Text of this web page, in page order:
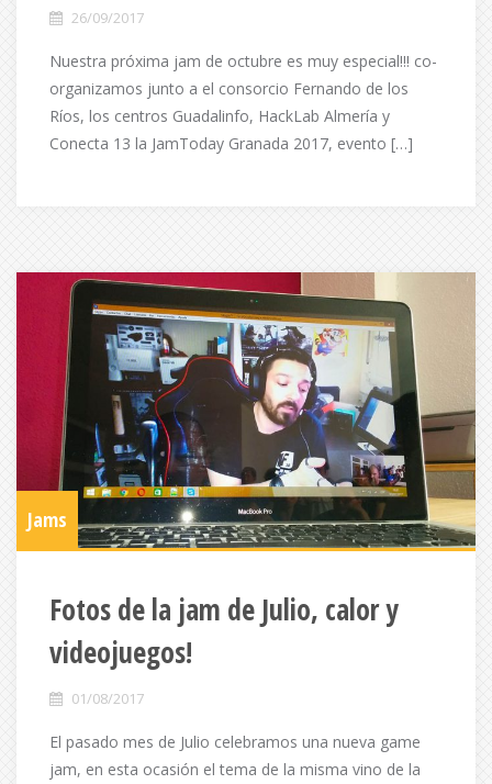
26/09/2017
Nuestra próxima jam de octubre es muy especial!!! co-
organizamos junto a el consorcio Fernando de los
Ríos, los centros Guadalinfo, HackLab Almería y
Conecta 13 la JamToday Granada 2017, evento […]
Jams
Fotos de la jam de Julio, calor y
videojuegos!
01/08/2017
El pasado mes de Julio celebramos una nueva game
jam, en esta ocasión el tema de la misma vino de la